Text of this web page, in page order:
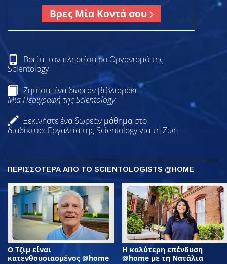
Βρες Μία Κοντά σου
Βρείτε τον πλησιέστερο Οργανισμό της
Scientology
Ζητήστε ένα δωρεάν βιβλιαράκι
Μια Περιγραφή της Scientology
Ξεκινήστε ένα δωρεάν μάθημα στο
διαδίκτυο: Εργαλεία της Scientology για τη Ζωή
ΠΕΡΙΣΣΟΤΕΡΑ ΑΠΟ ΤΟ SCIENTOLOGISTS @HOME
Ο Τζιμ είναι
κατενθουσιασμένος @home
Η καλύτερη επένδυση
@home με τη Νατάλια